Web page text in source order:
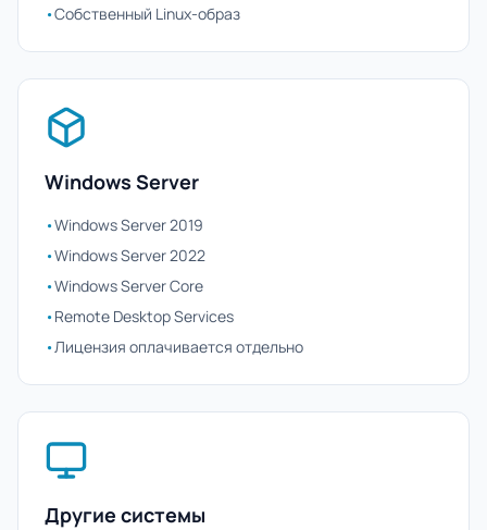
•Собственный Linux-образ
Windows Server
•Windows Server 2019
•Windows Server 2022
•Windows Server Core
•Remote Desktop Services
•Лицензия оплачивается отдельно
Другие системы